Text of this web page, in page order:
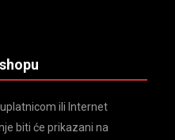
ili Internet
biti će prikazani na